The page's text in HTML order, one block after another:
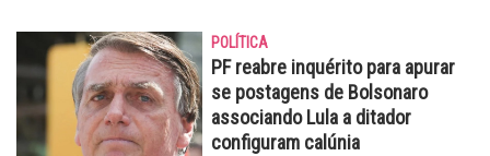
POLÍTICA
PF reabre inquérito para apurar
se postagens de Bolsonaro
associando Lula a ditador
configuram calúnia